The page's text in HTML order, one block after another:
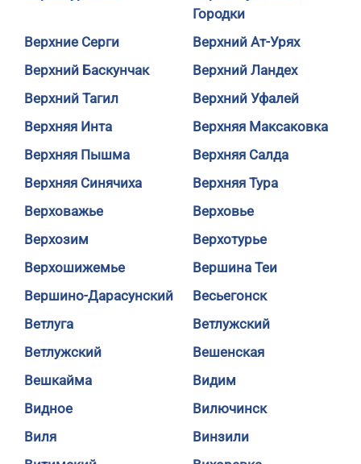
Городки
Верхние Серги
Верхний Ат-Урях
Верхний Баскунчак
Верхний Ландех
Верхний Тагил
Верхний Уфалей
Верхняя Инта
Верхняя Максаковка
Верхняя Пышма
Верхняя Салда
Верхняя Синячиха
Верхняя Тура
Верховажье
Верховье
Верхозим
Верхотурье
Верхошижемье
Вершина Теи
Вершино-Дарасунский
Весьегонск
Ветлуга
Ветлужский
Ветлужский
Вешенская
Вешкайма
Видим
Видное
Вилючинск
Виля
Винзили